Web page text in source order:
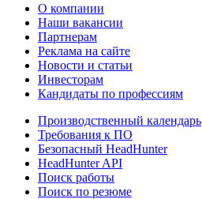
О компании
Наши вакансии
Партнерам
Реклама на сайте
Новости и статьи
Инвесторам
Кандидаты по профессиям
Производственный календарь
Требования к ПО
Безопасный HeadHunter
HeadHunter API
Поиск работы
Поиск по резюме